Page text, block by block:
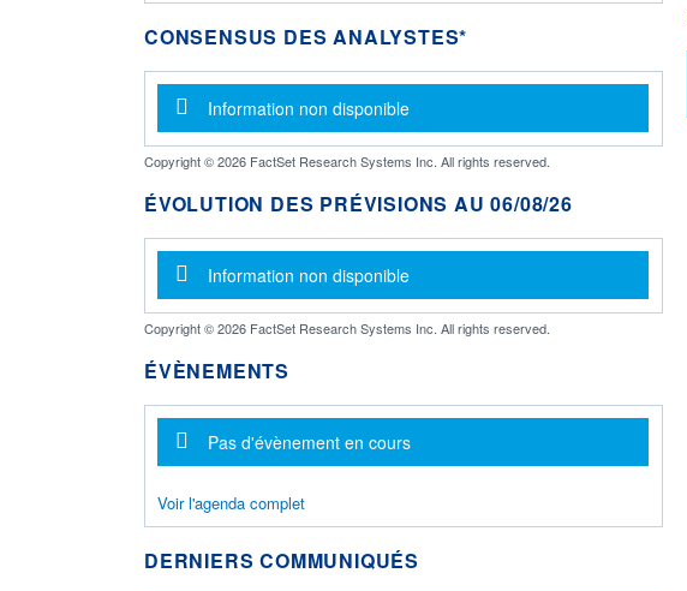
CONSENSUS DES ANALYSTES*
Message d'information
Information non disponible
Copyright © 2026 FactSet Research Systems Inc. All rights reserved.
ÉVOLUTION DES PRÉVISIONS AU 06/08/26
Message d'information
Information non disponible
Copyright © 2026 FactSet Research Systems Inc. All rights reserved.
ÉVÈNEMENTS
Message d'information
Pas d'évènement en cours
Voir l'agenda complet
DERNIERS COMMUNIQUÉS